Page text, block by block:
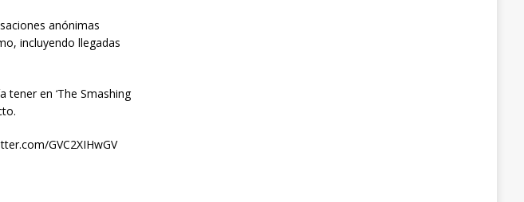
anónimas
incluyendo llegadas
en ‘The Smashing
GVC2XIHwGV